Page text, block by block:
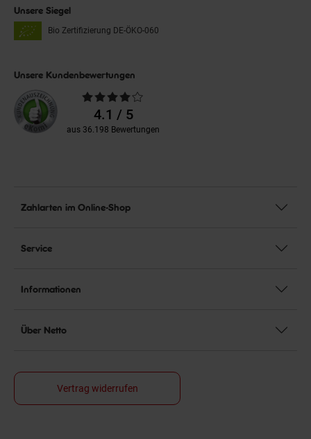
Unsere Siegel
Bio Zertifizierung DE-ÖKO-060
Unsere Kundenbewertungen
Durchschnittliche
Bewertungen4.1 / 5
aus 36.198 Bewertungen
Zahlarten im Online-Shop
Service
Informationen
Über Netto
Vertrag widerrufen